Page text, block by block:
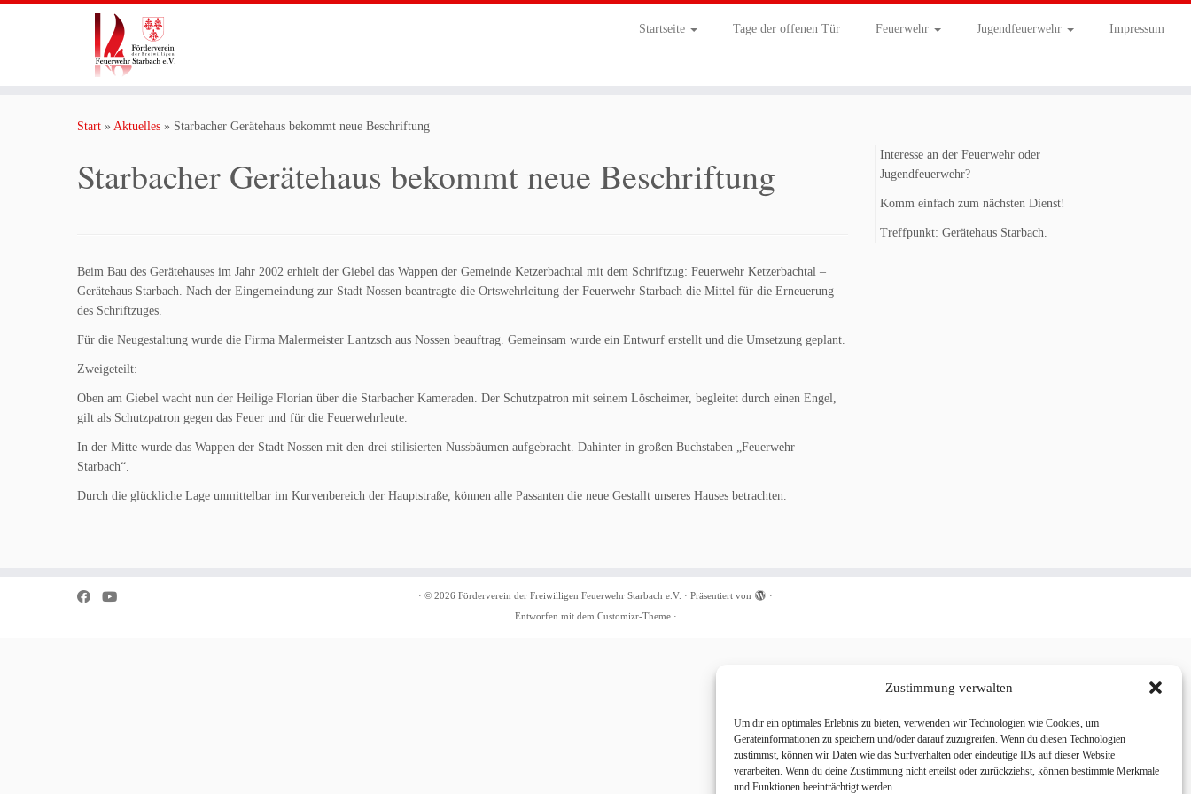
Zustimmung verwalten
Um dir ein optimales Erlebnis zu bieten, verwenden wir Technologien wie Cookies, um
Geräteinformationen zu speichern und/oder darauf zuzugreifen. Wenn du diesen Technologien
zustimmst, können wir Daten wie das Surfverhalten oder eindeutige IDs auf dieser Website
verarbeiten. Wenn du deine Zustimmung nicht erteilst oder zurückziehst, können bestimmte Merkmale
und Funktionen beeinträchtigt werden.
Startseite Tage der offenen Tür Feuerwehr Jugendfeuerwehr Impressum
Start » Aktuelles » Starbacher Gerätehaus bekommt neue Beschriftung
Starbacher Gerätehaus bekommt neue Beschriftung
Beim Bau des Gerätehauses im Jahr 2002 erhielt der Giebel das Wappen der Gemeinde Ketzerbachtal mit dem Schriftzug: Feuerwehr Ketzerbachtal –
Gerätehaus Starbach. Nach der Eingemeindung zur Stadt Nossen beantragte die Ortswehrleitung der Feuerwehr Starbach die Mittel für die Erneuerung
des Schriftzuges.
Für die Neugestaltung wurde die Firma Malermeister Lantzsch aus Nossen beauftrag. Gemeinsam wurde ein Entwurf erstellt und die Umsetzung geplant.
Zweigeteilt:
Oben am Giebel wacht nun der Heilige Florian über die Starbacher Kameraden. Der Schutzpatron mit seinem Löscheimer, begleitet durch einen Engel,
gilt als Schutzpatron gegen das Feuer und für die Feuerwehrleute.
In der Mitte wurde das Wappen der Stadt Nossen mit den drei stilisierten Nussbäumen aufgebracht. Dahinter in großen Buchstaben „Feuerwehr
Starbach“.
Durch die glückliche Lage unmittelbar im Kurvenbereich der Hauptstraße, können alle Passanten die neue Gestallt unseres Hauses betrachten.
Interesse an der Feuerwehr oder
Jugendfeuerwehr?
Komm einfach zum nächsten Dienst!
Treffpunkt: Gerätehaus Starbach.
· © 2026 Förderverein der Freiwilligen Feuerwehr Starbach e.V. · Präsentiert von
·
Entworfen mit dem Customizr-Theme·